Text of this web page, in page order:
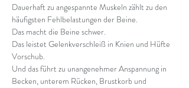
Dauerhaft zu angespannte Muskeln zählt zu den
häufigsten Fehlbelastungen der Beine.
Das macht die Beine schwer.
Das leistet Gelenkverschleiß in Knien und Hüfte
Vorschub.
Und das führt zu unangenehmer Anspannung in
Becken, unterem Rücken, Brustkorb und